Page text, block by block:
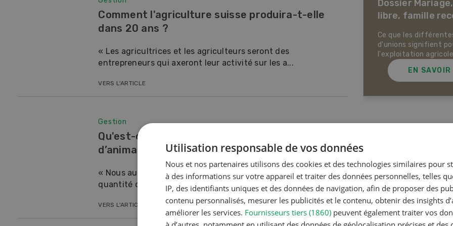
Comment l'agriculture suisse produira-t-elle
dans 20 ans ?
« Les agricultrices et les agriculteurs seront des
entrepreneurs qui axeront leur activité sur les a...
VERS L'ARTICLE
Gestion
Qu'est-ce qui va changer dans la garde
d’animaux ?
« Nous aurons besoin de moins d’animaux pour la même
quantité de produits d’origine animale » déclar...
VERS L'ARTICLE
Dans notre série de vidéos,
sur l'avenir de l'agriculture suisse.
libre, famille recomposée
l'exploitation agricole familiale
Comment les
agricoles et les
modèles
quels sont les défis
doivent faire face.
EN
Articles les plus lues
Production
Noms
en
Utilisation responsable de vos données
Nous et nos partenaires utilisons des cookies et des technologies similaires pour
à des informations sur votre appareil et traiter des données personnelles, telles
IP, des identifiants uniques et des données de navigation, afin de proposer des
contenu personnalisés, mesurer les publicités et le contenu, obtenir des insights
améliorer les services. Fournisseurs tiers (1860) peuvent également traiter vos